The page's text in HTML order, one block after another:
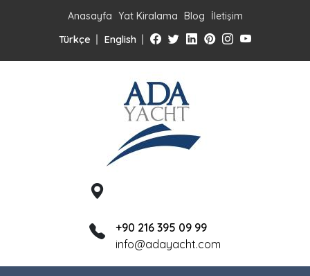
Anasayfa Yat Kiralama Blog İletişim
Türkçe English
+90 216 395 09 99
info@adayacht.com